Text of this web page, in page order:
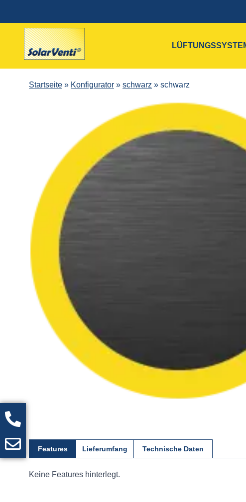
Startseite » Konfigurator » schwarz » schwarz
Features Lieferumfang Technische Daten
Keine Features hinterlegt.